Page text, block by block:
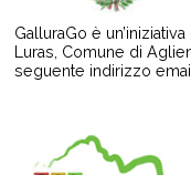
GalluraGo è
Luras, Comune di
seguente indirizzo